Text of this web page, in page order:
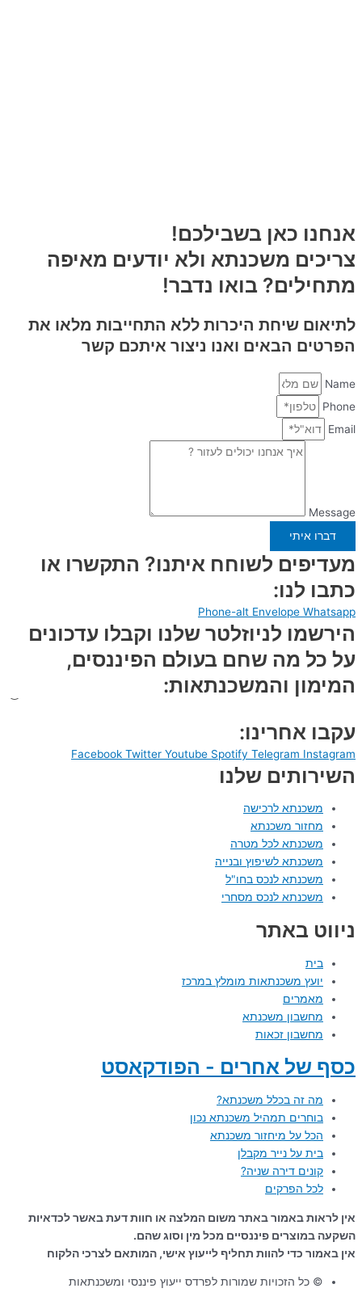
אנחנו כאן בשבילכם!
צריכים משכנתא ולא יודעים מאיפה
מתחילים? בואו נדבר!
לתיאום שיחת היכרות ללא התחייבות מלאו את
הפרטים הבאים ואנו ניצור איתכם קשר
Name
Phone
Email
Message
דברו איתי
מעדיפים לשוחח איתנו? התקשרו או
כתבו לנו:
Phone-alt Envelope Whatsapp
הירשמו לניוזלטר שלנו וקבלו עדכונים
על כל מה שחם בעולם הפיננסים,
המימון והמשכנתאות:
עקבו אחרינו:
Facebook Twitter Youtube Spotify Telegram Instagram
השירותים שלנו
משכנתא לרכישה
מחזור משכנתא
משכנתא לכל מטרה
משכנתא לשיפוץ ובנייה
משכנתא לנכס בחו"ל
משכנתא לנכס מסחרי
ניווט באתר
בית
יועץ משכנתאות מומלץ במרכז
מאמרים
מחשבון משכנתא
מחשבון זכאות
כסף של אחרים - הפודקאסט
מה זה בכלל משכנתא?
בוחרים תמהיל משכנתא נכון
הכל על מיחזור משכנתא
בית על נייר מקבלן
קונים דירה שניה?
לכל הפרקים
אין לראות באמור באתר משום המלצה או חוות דעת באשר לכדאיות
השקעה במוצרים פיננסיים מכל מין וסוג שהם.
אין באמור כדי להוות תחליף לייעוץ אישי, המותאם לצרכי הלקוח
© כל הזכויות שמורות לפרדס ייעוץ פיננסי ומשכנתאות